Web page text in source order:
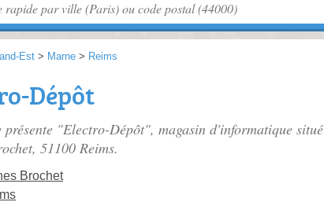
Est > Marne > Reims
Dépôt
présente "Electro-Dépôt", magasin d'informatique situé
, 51100 Reims.
Brochet